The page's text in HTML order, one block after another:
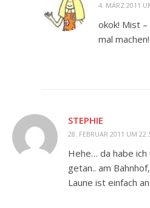
4. MÄRZ 2011
okok! Mist
mal machen!
STEPHIE
28. FEBRUAR 2011 UM
Hehe… da habe
getan.. am
Laune ist einfach